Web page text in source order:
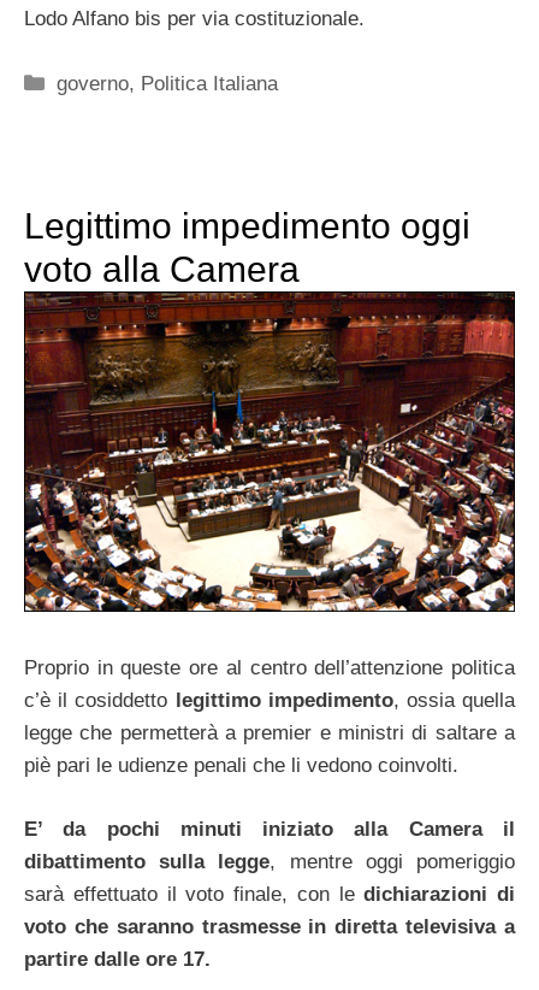
Lodo Alfano bis per via costituzionale.
Categorie
governo, Politica Italiana
Legittimo impedimento oggi
voto alla Camera
Proprio in queste ore al centro dell’attenzione politica
c’è il cosiddetto
legittimo impedimento, ossia quella
legge che permetterà a premier e ministri di saltare a
piè pari le udienze penali che li vedono coinvolti.
E’ da pochi minuti iniziato alla Camera il
dibattimento sulla legge, mentre oggi pomeriggio
sarà effettuato il voto finale, con ledichiarazioni di
voto che saranno trasmesse in diretta televisiva a
partire dalle ore 17.